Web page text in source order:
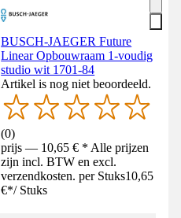
BUSCH-JAEGER Future
Linear Opbouwraam 1-voudig
studio wit 1701-84
Artikel is nog niet beoordeeld.
(0)
prijs — 10,65 € * Alle prijzen
zijn incl. BTW en excl.
verzendkosten. per Stuks10,65
€*/ Stuks